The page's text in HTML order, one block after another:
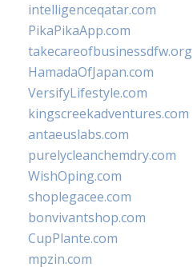
intelligenceqatar.com
PikaPikaApp.com
takecareofbusinessdfw.org
HamadaOfJapan.com
VersifyLifestyle.com
kingscreekadventures.com
antaeuslabs.com
purelycleanchemdry.com
WishOping.com
shoplegacee.com
bonvivantshop.com
CupPlante.com
mpzin.com